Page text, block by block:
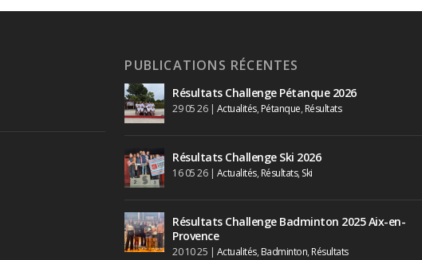
PUBLICATIONS RÉCENTES
Résultats Challenge Pétanque 2026
29 05 26| Actualités, Pétanque, Résultats
Résultats Challenge Ski 2026
16 05 26| Actualités, Résultats, Ski
Résultats Challenge Badminton 2025 Aix-en-
Provence
20 10 25 | Actualités, Badminton, Résultats